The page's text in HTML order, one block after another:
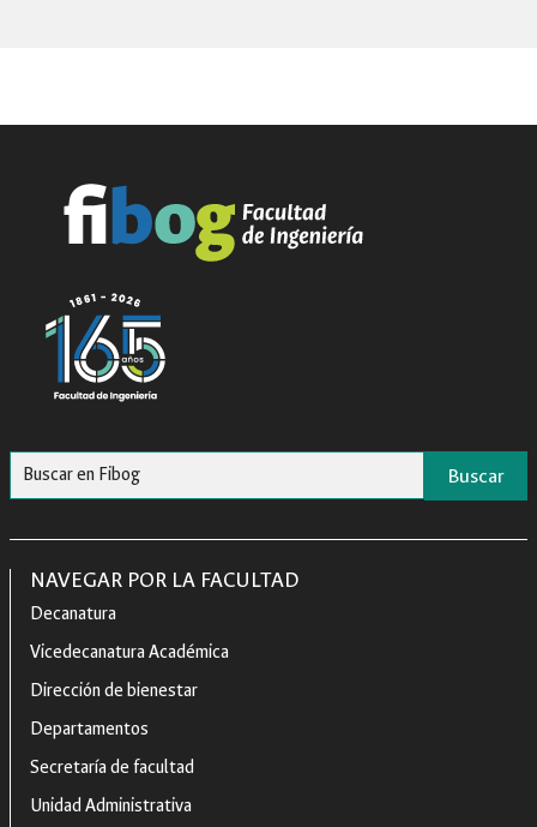
Buscar
NAVEGAR POR LA FACULTAD
Decanatura
Vicedecanatura Académica
Dirección de bienestar
Departamentos
Secretaría de facultad
Unidad Administrativa